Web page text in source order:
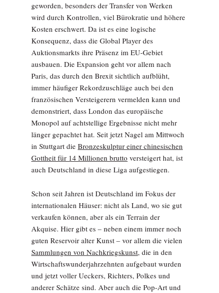
geworden, besonders der Transfer von Werken
wird durch Kontrollen, viel Bürokratie und höhere
Kosten erschwert. Da ist es eine logische
Konsequenz, dass die Global Player des
Auktionsmarkts ihre Präsenz im EU-Gebiet
ausbauen. Die Expansion geht vor allem nach
Paris, das durch den Brexit sichtlich aufblüht,
immer häufiger Rekordzuschläge auch bei den
französischen Versteigerern vermelden kann und
demonstriert, dass London das europäische
Monopol auf achtstellige Ergebnisse nicht mehr
länger gepachtet hat. Seit jetzt Nagel am Mittwoch
in Stuttgart die Bronzeskulptur einer chinesischen
Gottheit für 14 Millionen brutto versteigert hat, ist
auch Deutschland in diese Liga aufgestiegen.
Schon seit Jahren ist Deutschland im Fokus der
internationalen Häuser: nicht als Land, wo sie gut
verkaufen können, aber als ein Terrain der
Akquise. Hier gibt es – neben einem immer noch
guten Reservoir alter Kunst – vor allem die vielen
Sammlungen von Nachkriegskunst, die in den
Wirtschaftswunderjahrzehnten aufgebaut wurden
und jetzt voller Ueckers, Richters, Polkes und
anderer Schätze sind. Aber auch die Pop-Art und